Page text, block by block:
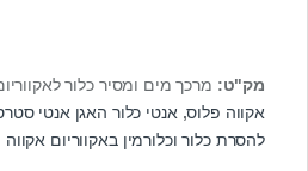
מק"ט: מרכך מים ומסיר כלור לאקווריום
אקווה פלוס, אנטי כלור האגן אנטי
להסרת כלור וכלורמין באקווריום